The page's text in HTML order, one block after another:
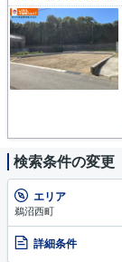
検索条件の変更
エリア
鵜沼西町
詳細条件